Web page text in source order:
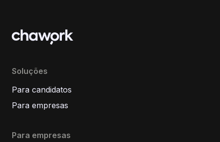
Soluções
Para candidatos
Para empresas
Para empresas